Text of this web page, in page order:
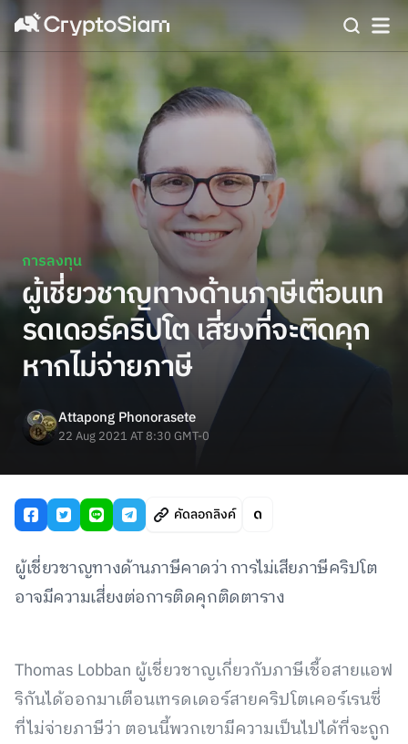
การลงทุน
ผู้เชี่ยวชาญทางด้านภาษีเตือนเท
รดเดอร์คริปโต เสี่ยงที่จะติดคุก
หากไม่จ่ายภาษี
Attapong Phonorasete
22 Aug 2021 AT 8:30 GMT-0
คัดลอกลิงค์
ผู้เชี่ยวชาญทางด้านภาษีคาดว่า การไม่เสียภาษีคริปโต
อาจมีความเสี่ยงต่อการติดคุกติดตาราง
Thomas Lobban ผู้เชี่ยวชาญเกี่ยวกับภาษีเชื้อสายแอฟ
ริกันได้ออกมาเตือนเทรดเดอร์สายคริปโตเคอร์เรนซี่
ที่ไม่จ่ายภาษีว่า ตอนนี้พวกเขามีความเป็นไปได้ที่จะถูก